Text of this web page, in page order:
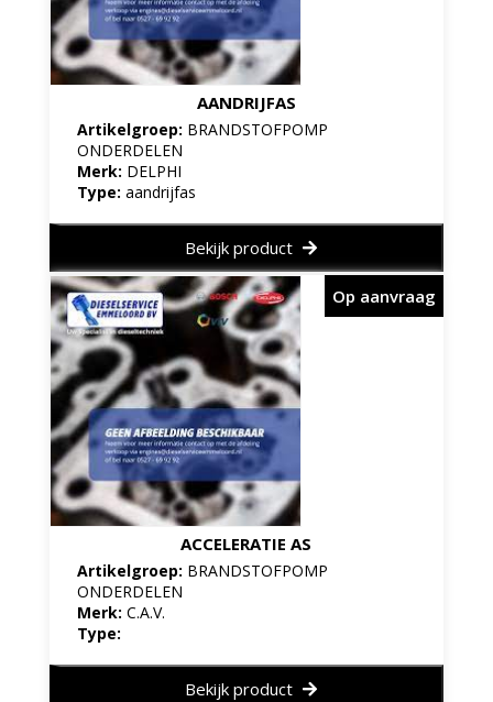
AANDRIJFAS
Artikelgroep: BRANDSTOFPOMP
ONDERDELEN
Merk: DELPHI
Type: aandrijfas
Bekijk product
ACCELERATIE AS
Artikelgroep: BRANDSTOFPOMP
ONDERDELEN
Merk: C.A.V.
Type:
Op aanvraag
Bekijk product